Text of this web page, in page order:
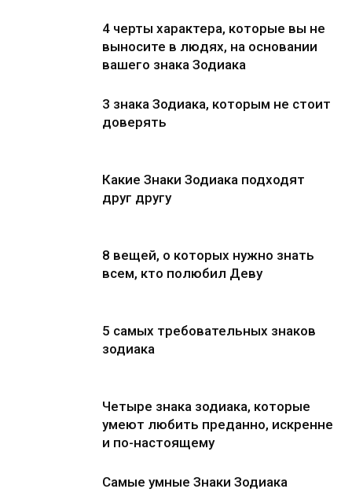
4 черты характера, которые вы не
выносите в людях, на основании
вашего знака Зодиака
3 знака Зодиака, которым не стоит
доверять
Какие Знаки Зодиака подходят
друг другу
8 вещей, о которых нужно знать
всем, кто полюбил Деву
5 самых требовательных знаков
зодиака
Четыре знака зодиака, которые
умеют любить преданно, искренне
и по-настоящему
Самые умные Знаки Зодиака